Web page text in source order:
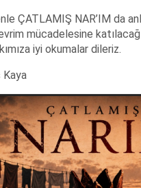
ÇATLAMIŞ NAR’IM da
mücadelesine
iyi okumalar dileriz.
Kaya